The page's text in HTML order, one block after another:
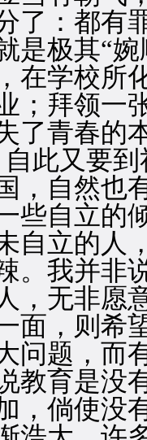
了：都
是极其“
在学校所
；拜领一
了青春的
此又要
自然也有
些自立的
自立的人
。我并非
，无非愿
面，则希
问题，而
教育是没
，倘使没